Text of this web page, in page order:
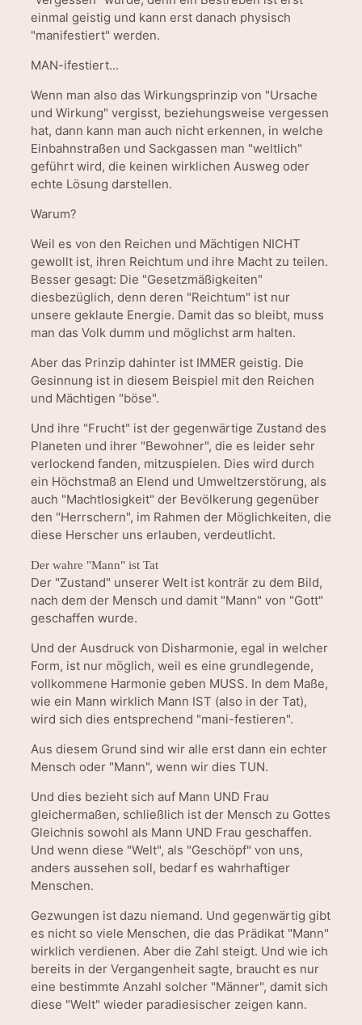
einmal geistig und kann erst danach physisch
"manifestiert" werden.
MAN-ifestiert...
Wenn man also das Wirkungsprinzip von "Ursache
und Wirkung" vergisst, beziehungsweise vergessen
hat, dann kann man auch nicht erkennen, in welche
Einbahnstraßen und Sackgassen man "weltlich"
geführt wird, die keinen wirklichen Ausweg oder
echte Lösung darstellen.
Warum?
Weil es von den Reichen und Mächtigen NICHT
gewollt ist, ihren Reichtum und ihre Macht zu teilen.
Besser gesagt: Die "Gesetzmäßigkeiten"
diesbezüglich, denn deren "Reichtum" ist nur
unsere geklaute Energie. Damit das so bleibt, muss
man das Volk dumm und möglichst arm halten.
Aber das Prinzip dahinter ist IMMER geistig. Die
Gesinnung ist in diesem Beispiel mit den Reichen
und Mächtigen "böse".
Und ihre "Frucht" ist der gegenwärtige Zustand des
Planeten und ihrer "Bewohner", die es leider sehr
verlockend fanden, mitzuspielen. Dies wird durch
ein Höchstmaß an Elend und Umweltzerstörung, als
auch "Machtlosigkeit" der Bevölkerung gegenüber
den "Herrschern", im Rahmen der Möglichkeiten, die
diese Herscher uns erlauben, verdeutlicht.
Der wahre "Mann" ist Tat
Der "Zustand" unserer Welt ist konträr zu dem Bild,
nach dem der Mensch und damit "Mann" von "Gott"
geschaffen wurde.
Und der Ausdruck von Disharmonie, egal in welcher
Form, ist nur möglich, weil es eine grundlegende,
vollkommene Harmonie geben MUSS. In dem Maße,
wie ein Mann wirklich Mann IST (also in der Tat),
wird sich dies entsprechend "mani-festieren".
Aus diesem Grund sind wir alle erst dann ein echter
Mensch oder "Mann", wenn wir dies TUN.
Und dies bezieht sich auf Mann UND Frau
gleichermaßen, schließlich ist der Mensch zu Gottes
Gleichnis sowohl als Mann UND Frau geschaffen.
Und wenn diese "Welt", als "Geschöpf" von uns,
anders aussehen soll, bedarf es wahrhaftiger
Menschen.
Gezwungen ist dazu niemand. Und gegenwärtig gibt
es nicht so viele Menschen, die das Prädikat "Mann"
wirklich verdienen. Aber die Zahl steigt. Und wie ich
bereits in der Vergangenheit sagte, braucht es nur
eine bestimmte Anzahl solcher "Männer", damit sich
diese "Welt" wieder paradiesischer zeigen kann.